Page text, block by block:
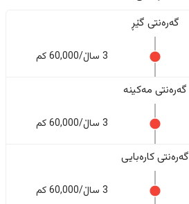
گەرەنتی گێڕ
3 ساڵ/60,000 کم
گەرەنتی مەکینە
3 ساڵ/60,000 کم
گەرەنتی کارەبایی
3 ساڵ/60,000 کم